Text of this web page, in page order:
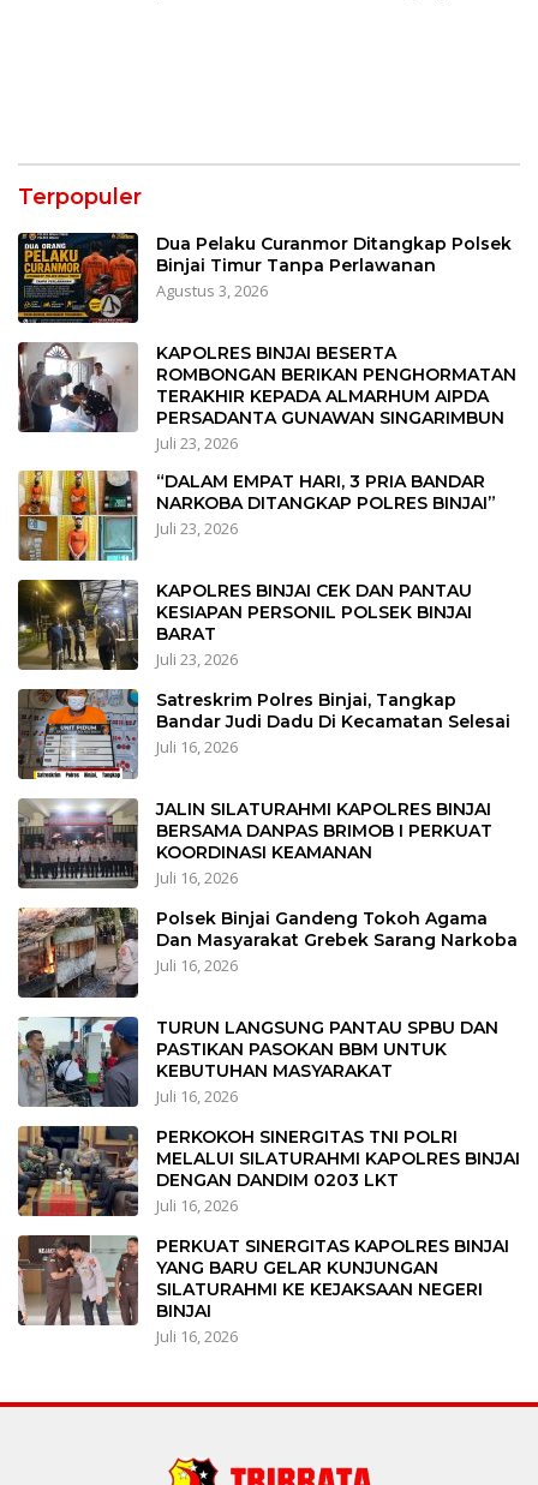
Terpopuler
Dua Pelaku Curanmor Ditangkap Polsek
Binjai Timur Tanpa Perlawanan
Agustus 3, 2026
KAPOLRES BINJAI BESERTA
ROMBONGAN BERIKAN PENGHORMATAN
TERAKHIR KEPADA ALMARHUM AIPDA
PERSADANTA GUNAWAN SINGARIMBUN
Juli 23, 2026
“DALAM EMPAT HARI, 3 PRIA BANDAR
NARKOBA DITANGKAP POLRES BINJAI”
Juli 23, 2026
KAPOLRES BINJAI CEK DAN PANTAU
KESIAPAN PERSONIL POLSEK BINJAI
BARAT
Juli 23, 2026
Satreskrim Polres Binjai, Tangkap
Bandar Judi Dadu Di Kecamatan Selesai
Juli 16, 2026
JALIN SILATURAHMI KAPOLRES BINJAI
BERSAMA DANPAS BRIMOB I PERKUAT
KOORDINASI KEAMANAN
Juli 16, 2026
Polsek Binjai Gandeng Tokoh Agama
Dan Masyarakat Grebek Sarang Narkoba
Juli 16, 2026
TURUN LANGSUNG PANTAU SPBU DAN
PASTIKAN PASOKAN BBM UNTUK
KEBUTUHAN MASYARAKAT
Juli 16, 2026
PERKOKOH SINERGITAS TNI POLRI
MELALUI SILATURAHMI KAPOLRES BINJAI
DENGAN DANDIM 0203 LKT
Juli 16, 2026
PERKUAT SINERGITAS KAPOLRES BINJAI
YANG BARU GELAR KUNJUNGAN
SILATURAHMI KE KEJAKSAAN NEGERI
BINJAI
Juli 16, 2026